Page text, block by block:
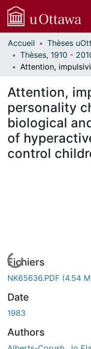
Communautés
et collections
Parcourir
À propos
Accueil
Attention,
personality
biological
of
control
En cours de chargement...
Fichiers
NK65636.PDF (4.54
Date
1983
Authors